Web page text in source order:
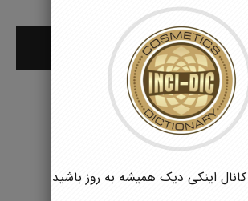
کانال اینکی دیک همیشه به روز باشید